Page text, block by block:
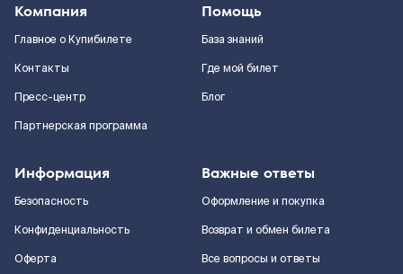
Компания
Главное о Купибилете
Контакты
Пресс-центр
Партнерская программа
Помощь
База знаний
Где мой билет
Блог
Информация
Безопасность
Конфиденциальность
Оферта
Важные ответы
Оформление и покупка
Возврат и обмен билета
Все вопросы и ответы